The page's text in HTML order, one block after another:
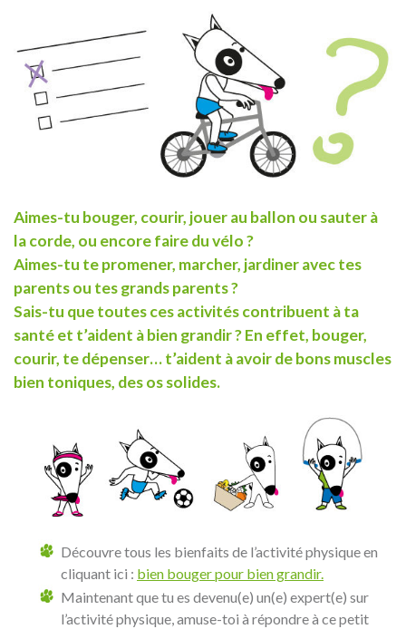
Aimes-tu bouger, courir, jouer au ballon ou sauter à
la corde, ou encore faire du vélo ?
Aimes-tu te promener, marcher, jardiner avec tes
parents ou tes grands parents ?
Sais-tu que toutes ces activités contribuent à ta
santé et t’aident à bien grandir ? En effet, bouger,
courir, te dépenser… t’aident à avoir de bons muscles
bien toniques, des os solides.
Découvre tous les bienfaits de l’activité physique en
cliquant ici : bien bouger pour bien grandir.
Maintenant que tu es devenu(e) un(e) expert(e) sur
l’activité physique, amuse-toi à répondre à ce petit